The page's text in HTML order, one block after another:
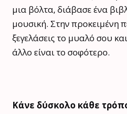
μια βόλτα, διάβασε ένα
μουσική. Στην προκειμένη
ξεγελάσεις το μυαλό σου
άλλο είναι το σοφότερο.
Κάνε δύσκολο κάθε